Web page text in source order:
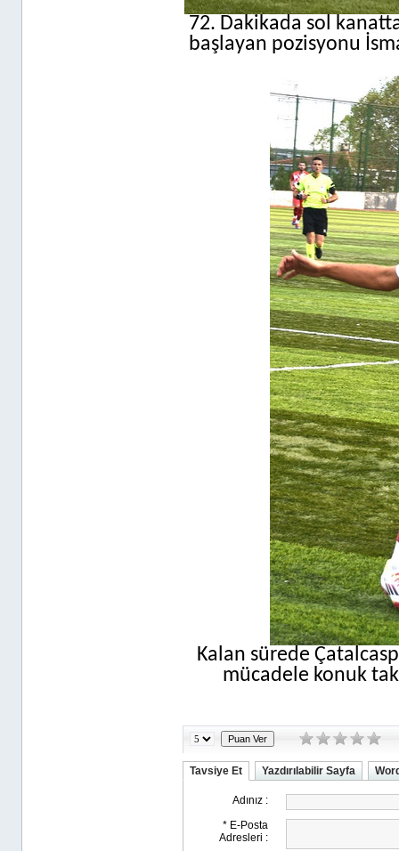
72. Dakikada sol
başlayan pozisyonu
Kalan sürede
mücadele konuk
Tavsiye Et Yazdırılabilir Sayfa